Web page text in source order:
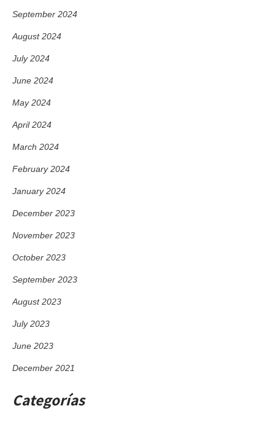
September 2024
August 2024
July 2024
June 2024
May 2024
April 2024
March 2024
February 2024
January 2024
December 2023
November 2023
October 2023
September 2023
August 2023
July 2023
June 2023
December 2021
Categorías